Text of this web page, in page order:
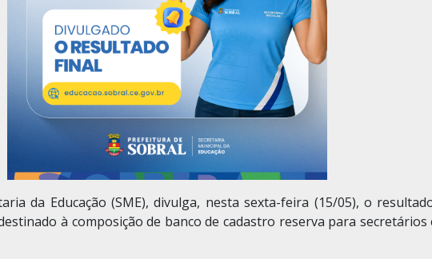
da Educação (SME), divulga, nesta sexta-feira (15/05), o
à composição de banco de cadastro reserva para